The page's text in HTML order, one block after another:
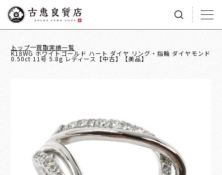
トップ 買取実績一覧
K18WG ホワイトゴールド ハート ダイヤ リング・指輪 ダイヤモンド
0.50ct 11号 5.8g レディース【中古】【美品】